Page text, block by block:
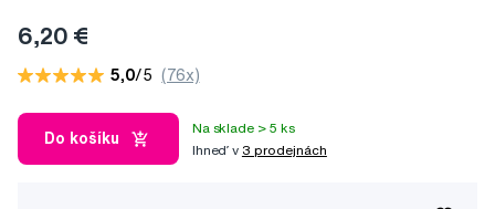
6,20 €
5,0/5 (76x)
Do košíku
Na sklade > 5 ks
Ihneď v 3 prodejnách